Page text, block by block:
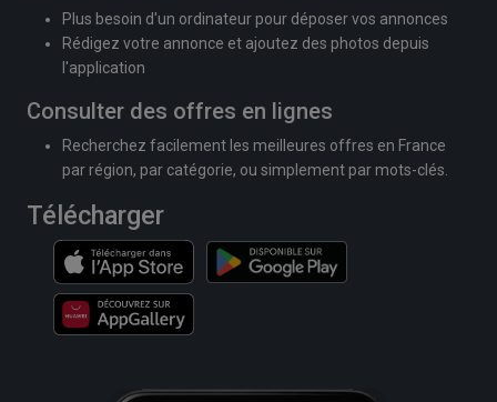
Plus besoin d'un ordinateur pour déposer vos annonces
Rédigez votre annonce et ajoutez des photos depuis
l'application
Consulter des offres en lignes
Recherchez facilement les meilleures offres en France
par région, par catégorie, ou simplement par mots-clés.
Télécharger